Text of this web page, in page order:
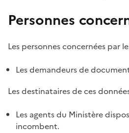
Personnes
Les personnes concernées par
Les demandeurs de
Les destinataires de ces
Les agents du Ministère
incombent.